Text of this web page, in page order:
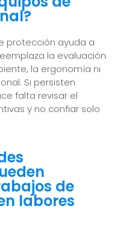
protección ayuda a
la evaluación
la ergonomía ni
Si persisten
falta revisar el
y no confiar solo
de
labores